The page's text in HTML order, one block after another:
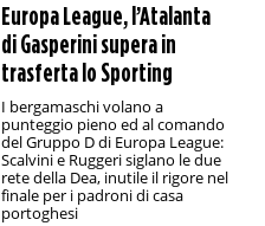
Europa League, l’Atalanta
di Gasperini supera in
trasferta lo Sporting
I bergamaschi volano a
punteggio pieno ed al comando
del Gruppo D di Europa League:
Scalvini e Ruggeri siglano le due
rete della Dea, inutile il rigore nel
finale per i padroni di casa
portoghesi